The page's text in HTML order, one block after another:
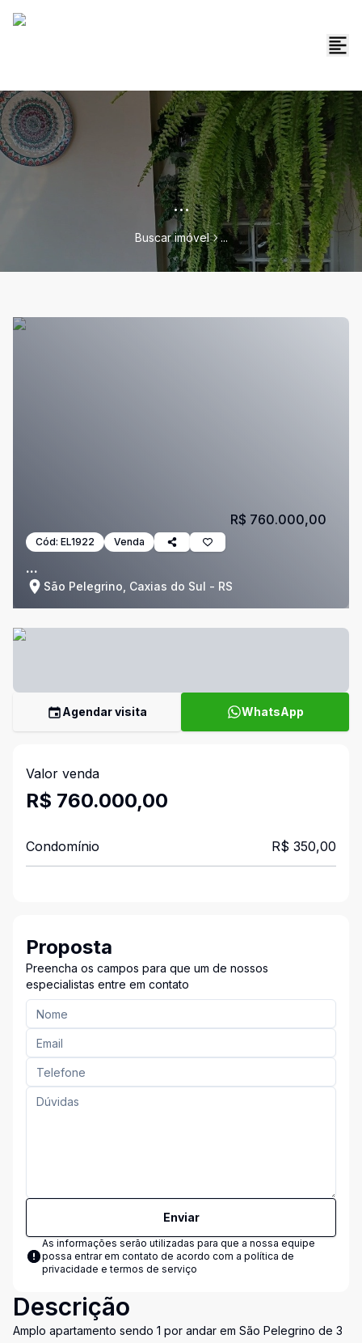
...
Buscar imóvel ...
Cód: EL1922 Venda
...
São Pelegrino, Caxias do Sul - RS
R$ 760.000,00
Agendar visita WhatsApp
Valor venda
R$ 760.000,00
Condomínio R$ 350,00
Proposta
Preencha os campos para que um de nossos
especialistas entre em contato
Enviar
As informações serão utilizadas para que a nossa equipe
possa entrar em contato de acordo com a política de
privacidade e termos de serviço
Descrição
Amplo apartamento sendo 1 por andar em São Pelegrino de 3